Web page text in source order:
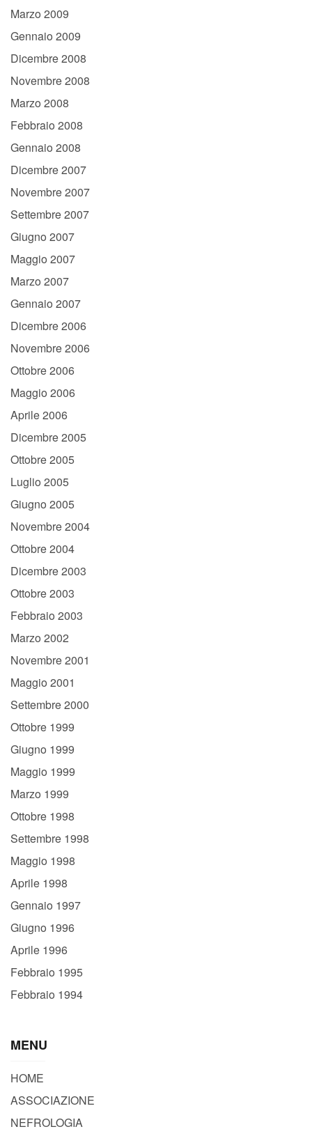
Marzo 2009
Gennaio 2009
Dicembre 2008
Novembre 2008
Marzo 2008
Febbraio 2008
Gennaio 2008
Dicembre 2007
Novembre 2007
Settembre 2007
Giugno 2007
Maggio 2007
Marzo 2007
Gennaio 2007
Dicembre 2006
Novembre 2006
Ottobre 2006
Maggio 2006
Aprile 2006
Dicembre 2005
Ottobre 2005
Luglio 2005
Giugno 2005
Novembre 2004
Ottobre 2004
Dicembre 2003
Ottobre 2003
Febbraio 2003
Marzo 2002
Novembre 2001
Maggio 2001
Settembre 2000
Ottobre 1999
Giugno 1999
Maggio 1999
Marzo 1999
Ottobre 1998
Settembre 1998
Maggio 1998
Aprile 1998
Gennaio 1997
Giugno 1996
Aprile 1996
Febbraio 1995
Febbraio 1994
MENU
HOME
ASSOCIAZIONE
NEFROLOGIA